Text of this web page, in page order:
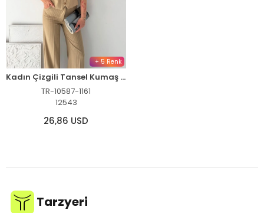
+ 5 Renk
Kadın Çizgili Tansel Kumaş Yelek Pantolon İkili Takım Ofis Şık Modern - Bej
TR-10587-1161
12543
26,86 USD
Tarzyeri